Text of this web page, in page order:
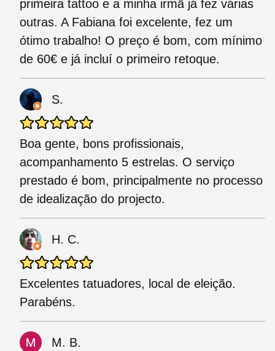
primeira tattoo e a minha irmã já fez várias
outras. A Fabiana foi excelente, fez um
ótimo trabalho! O preço é bom, com mínimo
de 60€ e já incluí o primeiro retoque.
S.
Boa gente, bons profissionais,
acompanhamento 5 estrelas. O serviço
prestado é bom, principalmente no processo
de idealização do projecto.
H. C.
Excelentes tatuadores, local de eleição.
Parabéns.
M. B.